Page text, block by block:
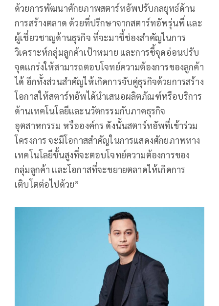
ด้วยการพัฒนาศักยภาพสตาร์ทอัพปรับกลยุทธ์ด้าน
การสร้างตลาด ด้วยที่ปรึกษาจากสตาร์ทอัพรุ่นพี่ และ
ผู้เชี่ยวชาญด้านธุรกิจ ที่จะมาชี้ช่องสำคัญในการ
วิเคราะห์กลุ่มลูกค้าเป้าหมาย และการชี้จุดอ่อนปรับ
จุดแกร่งให้สามารถตอบโจทย์ความต้องการของลูกค้า
ได้ อีกทั้งส่วนสำคัญให้เกิดการจับคู่ธุรกิจด้วยการสร้าง
โอกาสให้สตาร์ทอัพได้นำเสนอผลิตภัณฑ์หรือบริการ
ด้านเทคโนโลยีและนวัตกรรมกับภาคธุรกิจ
อุตสาหกรรม หรือองค์กร ดังนั้นสตาร์ทอัพที่เข้าร่วม
โครงการ จะมีโอกาสสำคัญในการแสดงศักยภาพทาง
เทคโนโลยีขั้นสูงที่จะตอบโจทย์ความต้องการของ
กลุ่มลูกค้า และโอกาสที่จะขยายตลาดให้เกิดการ
เติบโตต่อไปด้วย”